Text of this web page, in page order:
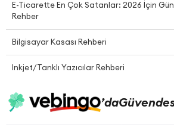
E-Ticarette En Çok Satanlar: 2026 İçin
Rehber
Bilgisayar Kasası Rehberi
Inkjet/Tanklı Yazıcılar Rehberi
’da